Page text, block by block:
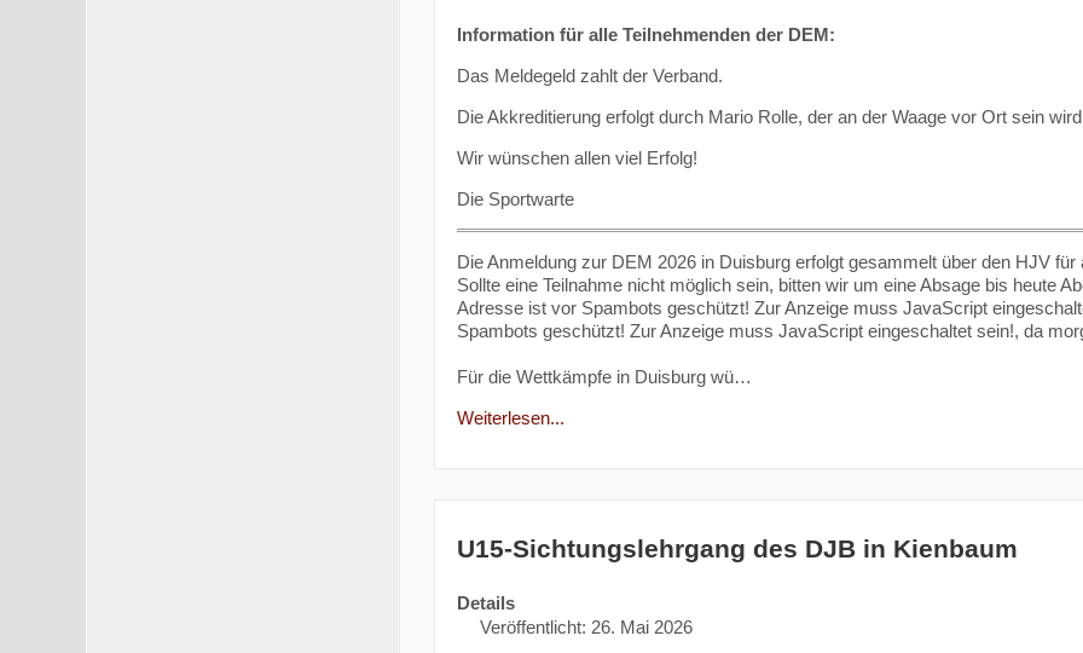
Information für alle Teilnehmenden der DEM:
Das Meldegeld zahlt der Verband.
Die Akkreditierung erfolgt durch Mario Rolle, der an der Waage vor Ort sein
Wir wünschen allen viel Erfolg!
Die Sportwarte
Die Anmeldung zur DEM 2026 in Duisburg erfolgt gesammelt über den HJV für
Sollte eine Teilnahme nicht möglich sein, bitten wir um eine Absage bis heute
Adresse ist vor Spambots geschützt! Zur Anzeige muss JavaScript
Spambots geschützt! Zur Anzeige muss JavaScript eingeschaltet sein!, da
Für die Wettkämpfe in Duisburg wü…
Weiterlesen...
U15-Sichtungslehrgang des DJB in Kienbaum
Details
Veröffentlicht: 26. Mai 2026